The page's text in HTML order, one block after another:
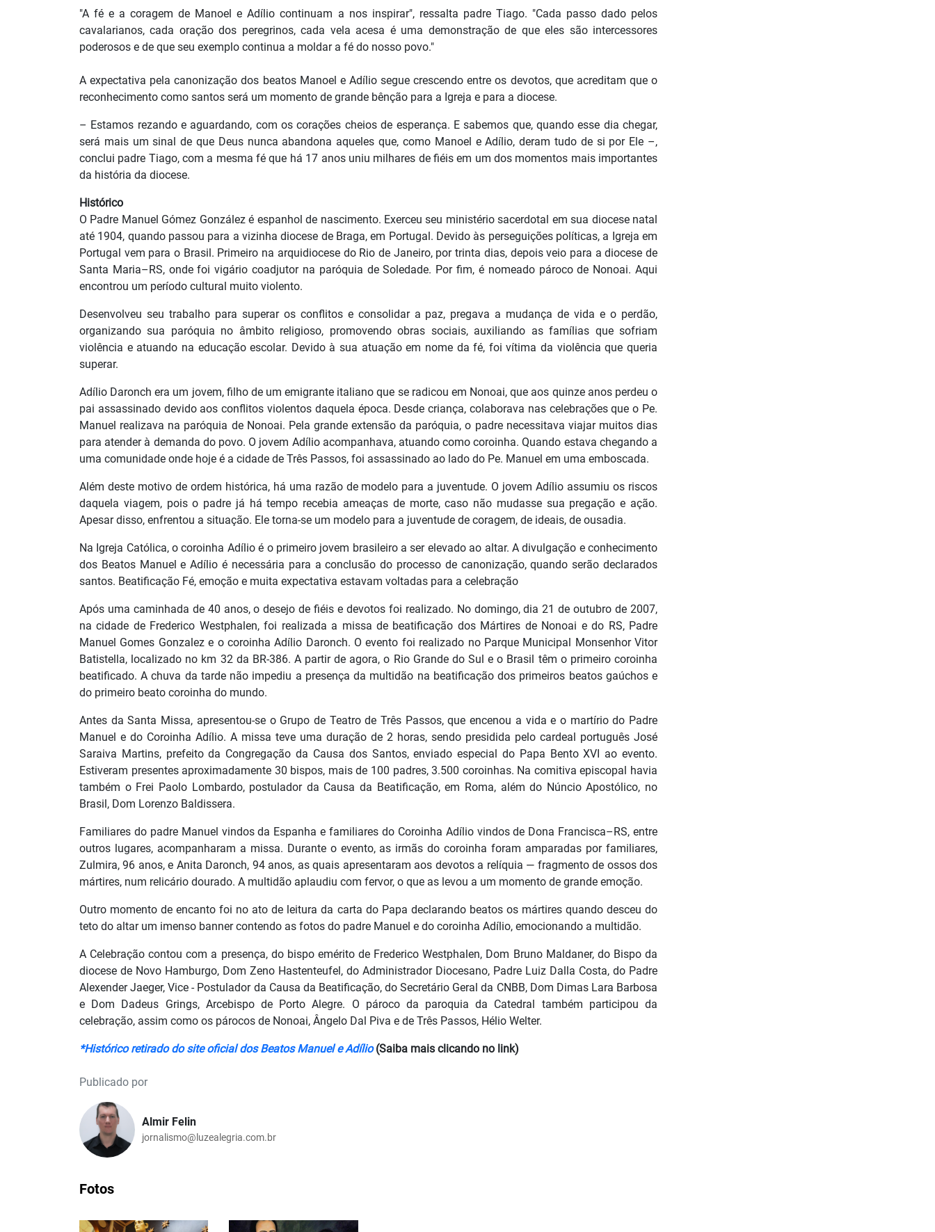
"A fé e a coragem de Manoel e Adílio continuam a nos inspirar", ressalta padre Tiago. "Cada passo dado pelos
cavalarianos, cada oração dos peregrinos, cada vela acesa é uma demonstração de que eles são intercessores
poderosos e de que seu exemplo continua a moldar a fé do nosso povo."
A expectativa pela canonização dos beatos Manoel e Adílio segue crescendo entre os devotos, que acreditam que o
reconhecimento como santos será um momento de grande bênção para a Igreja e para a diocese.
– Estamos rezando e aguardando, com os corações cheios de esperança. E sabemos que, quando esse dia chegar,
será mais um sinal de que Deus nunca abandona aqueles que, como Manoel e Adílio, deram tudo de si por Ele –,
conclui padre Tiago, com a mesma fé que há 17 anos uniu milhares de fiéis em um dos momentos mais importantes
da história da diocese.
Histórico
O Padre Manuel Gómez González é espanhol de nascimento. Exerceu seu ministério sacerdotal em sua diocese natal
até 1904, quando passou para a vizinha diocese de Braga, em Portugal. Devido às perseguições políticas, a Igreja em
Portugal vem para o Brasil. Primeiro na arquidiocese do Rio de Janeiro, por trinta dias, depois veio para a diocese de
Santa Maria–RS, onde foi vigário coadjutor na paróquia de Soledade. Por fim, é nomeado pároco de Nonoai. Aqui
encontrou um período cultural muito violento.
Desenvolveu seu trabalho para superar os conflitos e consolidar a paz, pregava a mudança de vida e o perdão,
organizando sua paróquia no âmbito religioso, promovendo obras sociais, auxiliando as famílias que sofriam
violência e atuando na educação escolar. Devido à sua atuação em nome da fé, foi vítima da violência que queria
superar.
Adílio Daronch era um jovem, filho de um emigrante italiano que se radicou em Nonoai, que aos quinze anos perdeu o
pai assassinado devido aos conflitos violentos daquela época. Desde criança, colaborava nas celebrações que o Pe.
Manuel realizava na paróquia de Nonoai. Pela grande extensão da paróquia, o padre necessitava viajar muitos dias
para atender à demanda do povo. O jovem Adílio acompanhava, atuando como coroinha. Quando estava chegando a
uma comunidade onde hoje é a cidade de Três Passos, foi assassinado ao lado do Pe. Manuel em uma emboscada.
Além deste motivo de ordem histórica, há uma razão de modelo para a juventude. O jovem Adílio assumiu os riscos
daquela viagem, pois o padre já há tempo recebia ameaças de morte, caso não mudasse sua pregação e ação.
Apesar disso, enfrentou a situação. Ele torna-se um modelo para a juventude de coragem, de ideais, de ousadia.
Na Igreja Católica, o coroinha Adílio é o primeiro jovem brasileiro a ser elevado ao altar. A divulgação e conhecimento
dos Beatos Manuel e Adílio é necessária para a conclusão do processo de canonização, quando serão declarados
santos. Beatificação Fé, emoção e muita expectativa estavam voltadas para a celebração
Após uma caminhada de 40 anos, o desejo de fiéis e devotos foi realizado. No domingo, dia 21 de outubro de 2007,
na cidade de Frederico Westphalen, foi realizada a missa de beatificação dos Mártires de Nonoai e do RS, Padre
Manuel Gomes Gonzalez e o coroinha Adílio Daronch. O evento foi realizado no Parque Municipal Monsenhor Vitor
Batistella, localizado no km 32 da BR-386. A partir de agora, o Rio Grande do Sul e o Brasil têm o primeiro coroinha
beatificado. A chuva da tarde não impediu a presença da multidão na beatificação dos primeiros beatos gaúchos e
do primeiro beato coroinha do mundo.
Antes da Santa Missa, apresentou-se o Grupo de Teatro de Três Passos, que encenou a vida e o martírio do Padre
Manuel e do Coroinha Adílio. A missa teve uma duração de 2 horas, sendo presidida pelo cardeal português José
Saraiva Martins, prefeito da Congregação da Causa dos Santos, enviado especial do Papa Bento XVI ao evento.
Estiveram presentes aproximadamente 30 bispos, mais de 100 padres, 3.500 coroinhas. Na comitiva episcopal havia
também o Frei Paolo Lombardo, postulador da Causa da Beatificação, em Roma, além do Núncio Apostólico, no
Brasil, Dom Lorenzo Baldissera.
Familiares do padre Manuel vindos da Espanha e familiares do Coroinha Adílio vindos de Dona Francisca–RS, entre
outros lugares, acompanharam a missa. Durante o evento, as irmãs do coroinha foram amparadas por familiares,
Zulmira, 96 anos, e Anita Daronch, 94 anos, as quais apresentaram aos devotos a relíquia — fragmento de ossos dos
mártires, num relicário dourado. A multidão aplaudiu com fervor, o que as levou a um momento de grande emoção.
Outro momento de encanto foi no ato de leitura da carta do Papa declarando beatos os mártires quando desceu do
teto do altar um imenso banner contendo as fotos do padre Manuel e do coroinha Adílio, emocionando a multidão.
A Celebração contou com a presença, do bispo emérito de Frederico Westphalen, Dom Bruno Maldaner, do Bispo da
diocese de Novo Hamburgo, Dom Zeno Hastenteufel, do Administrador Diocesano, Padre Luiz Dalla Costa, do Padre
Alexender Jaeger, Vice - Postulador da Causa da Beatificação, do Secretário Geral da CNBB, Dom Dimas Lara Barbosa
e Dom Dadeus Grings, Arcebispo de Porto Alegre. O pároco da paroquia da Catedral também participou da
celebração, assim como os párocos de Nonoai, Ângelo Dal Piva e de Três Passos, Hélio Welter.
*Histórico retirado do site oficial dos Beatos Manuel e Adílio(Saiba mais clicando no link)
Publicado por
Almir Felin
jornalismo@luzealegria.com.br
Fotos